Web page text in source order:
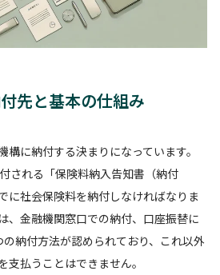
先と基本の仕組み
に納付する決まりになっています。
される「保険料納入告知書（納付
に社会保険料を納付しなければなりま
、金融機関窓口での納付、口座振替に
納付方法が認められており、これ以外
払うことはできません。